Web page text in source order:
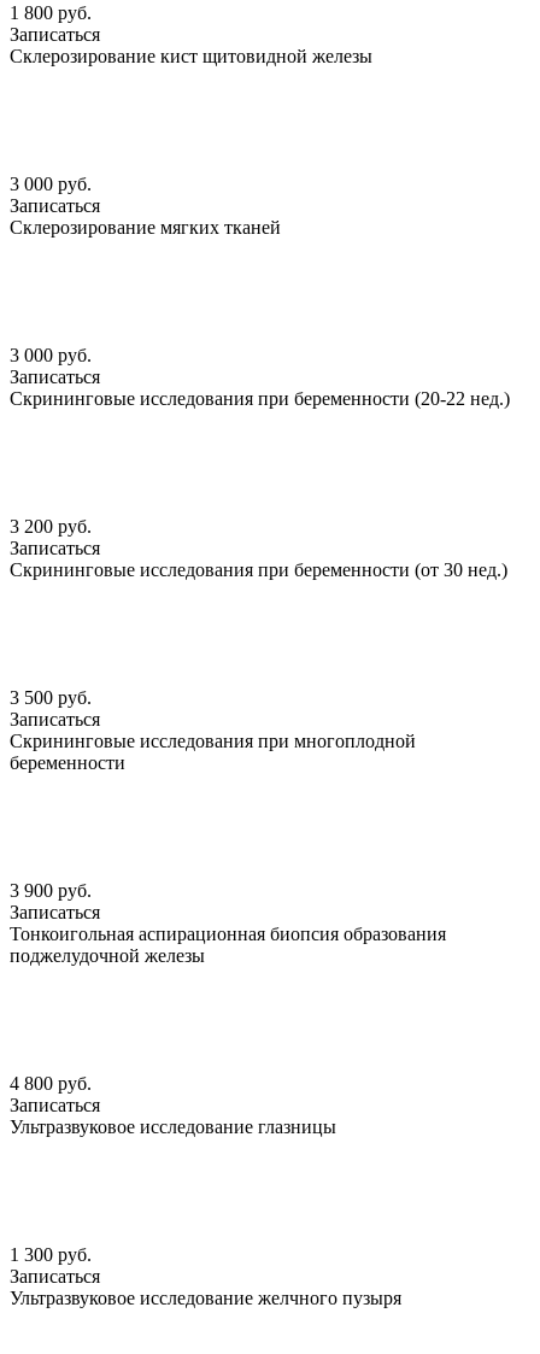
1 800 руб.
Записаться
Склерозирование кист щитовидной железы
3 000 руб.
Записаться
Склерозирование мягких тканей
3 000 руб.
Записаться
Скрининговые исследования при беременности (20-22 нед.)
3 200 руб.
Записаться
Скрининговые исследования при беременности (от 30 нед.)
3 500 руб.
Записаться
Скрининговые исследования при многоплодной
беременности
3 900 руб.
Записаться
Тонкоигольная аспирационная биопсия образования
поджелудочной железы
4 800 руб.
Записаться
Ультразвуковое исследование глазницы
1 300 руб.
Записаться
Ультразвуковое исследование желчного пузыря